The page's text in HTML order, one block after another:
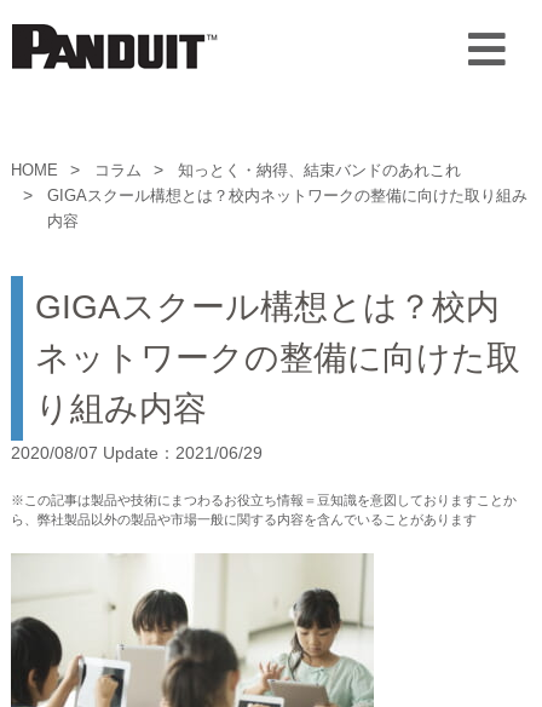
HOME コラム
知っとく・納得、結束バンドのあれこれ
GIGAスクール構想とは？校内ネットワークの整備に向けた取り組み
内容
GIGAスクール構想とは？校内
ネットワークの整備に向けた取
り組み内容
2020/08/07 Update：2021/06/29
※この記事は製品や技術にまつわるお役立ち情報＝豆知識を意図しておりますことか
ら、弊社製品以外の製品や市場一般に関する内容を含んでいることがあります